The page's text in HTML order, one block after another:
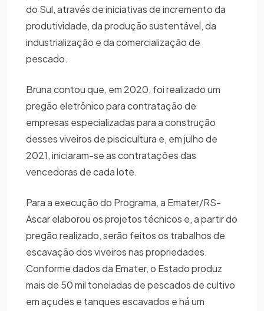
do Sul, através de iniciativas de incremento da
produtividade, da produção sustentável, da
industrialização e da comercialização de
pescado.
Bruna contou que, em 2020, foi realizado um
pregão eletrônico para contratação de
empresas especializadas para a construção
desses viveiros de piscicultura e, em julho de
2021, iniciaram-se as contratações das
vencedoras de cada lote.
Para a execução do Programa, a Emater/RS-
Ascar elaborou os projetos técnicos e, a partir do
pregão realizado, serão feitos os trabalhos de
escavação dos viveiros nas propriedades.
Conforme dados da Emater, o Estado produz
mais de 50 mil toneladas de pescados de cultivo
em açudes e tanques escavados e há um